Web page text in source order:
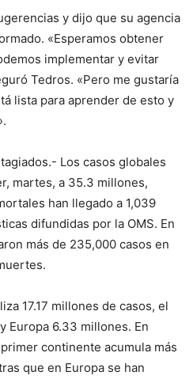
y dijo que su agencia
«Esperamos obtener
implementar y evitar
Tedros. «Pero me gustaría
lista para aprender de esto y
Los casos globales
martes, a 35.3 millones,
han llegado a 1,039
difundidas por la OMS. En
más de 235,000 casos en
17.17 millones de casos, el
Europa 6.33 millones. En
continente acumula más
que en Europa se han